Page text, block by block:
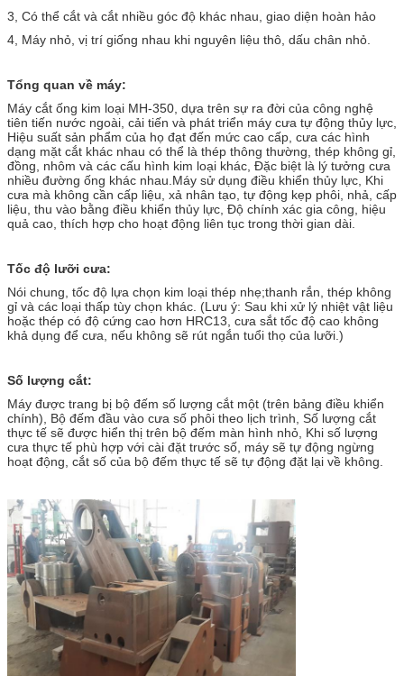
3, Có thể cắt và cắt nhiều góc độ khác nhau, giao diện hoàn hảo
4, Máy nhỏ, vị trí giống nhau khi nguyên liệu thô, dấu chân nhỏ.
Tổng quan về máy:
Máy cắt ống kim loại MH-350, dựa trên sự ra đời của công nghệ
tiên tiến nước ngoài, cải tiến và phát triển máy cưa tự động thủy lực,
Hiệu suất sản phẩm của họ đạt đến mức cao cấp, cưa các hình
dạng mặt cắt khác nhau có thể là thép thông thường, thép không gỉ,
đồng, nhôm và các cấu hình kim loại khác, Đặc biệt là lý tưởng cưa
nhiều đường ống khác nhau.Máy sử dụng điều khiển thủy lực, Khi
cưa mà không cần cấp liệu, xả nhân tạo, tự động kẹp phôi, nhả, cấp
liệu, thu vào bằng điều khiển thủy lực, Độ chính xác gia công, hiệu
quả cao, thích hợp cho hoạt động liên tục trong thời gian dài.
Tốc độ lưỡi cưa:
Nói chung, tốc độ lựa chọn kim loại thép nhẹ;thanh rắn, thép không
gỉ và các loại thấp tùy chọn khác. (Lưu ý: Sau khi xử lý nhiệt vật liệu
hoặc thép có độ cứng cao hơn HRC13, cưa sắt tốc độ cao không
khả dụng để cưa, nếu không sẽ rút ngắn tuổi thọ của lưỡi.)
Số lượng cắt:
Máy được trang bị bộ đếm số lượng cắt một (trên bảng điều khiển
chính), Bộ đếm đầu vào cưa số phôi theo lịch trình, Số lượng cắt
thực tế sẽ được hiển thị trên bộ đếm màn hình nhỏ, Khi số lượng
cưa thực tế phù hợp với cài đặt trước số, máy sẽ tự động ngừng
hoạt động, cắt số của bộ đếm thực tế sẽ tự động đặt lại về không.